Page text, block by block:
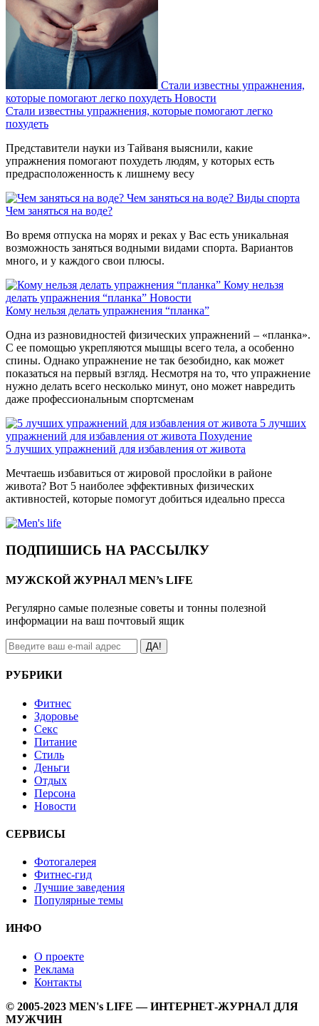
Стали известны упражнения,
которые помогают легко похудеть Новости
Стали известны упражнения, которые помогают легко
похудеть
Представители науки из Тайваня выяснили, какие
упражнения помогают похудеть людям, у которых есть
предрасположенность к лишнему весу
Чем заняться на воде? Виды спорта
Чем заняться на воде?
Во время отпуска на морях и реках у Вас есть уникальная
возможность заняться водными видами спорта. Вариантов
много, и у каждого свои плюсы.
Кому нельзя
делать упражнения “планка” Новости
Кому нельзя делать упражнения “планка”
Одна из разновидностей физических упражнений – «планка».
С ее помощью укрепляются мышцы всего тела, а особенно
спины. Однако упражнение не так безобидно, как может
показаться на первый взгляд. Несмотря на то, что упражнение
нужно делать всего несколько минут, оно может навредить
даже профессиональным спортсменам
5 лучших
упражнений для избавления от живота Похудение
5 лучших упражнений для избавления от живота
Мечтаешь избавиться от жировой прослойки в районе
живота? Вот 5 наиболее эффективных физических
активностей, которые помогут добиться идеально пресса
ПОДПИШИСЬ НА РАССЫЛКУ
МУЖСКОЙ ЖУРНАЛ MEN’s LIFE
Регулярно самые полезные советы и тонны полезной
информации на ваш почтовый ящик
ДА!
РУБРИКИ
Фитнес
Здоровье
Секс
Питание
Стиль
Деньги
Отдых
Персона
Новости
СЕРВИСЫ
Фотогалерея
Фитнес-гид
Лучшие заведения
Популярные темы
ИНФО
О проекте
Реклама
Контакты
© 2005-2023 MEN's LIFE — ИНТЕРНЕТ-ЖУРНАЛ ДЛЯ
МУЖЧИН